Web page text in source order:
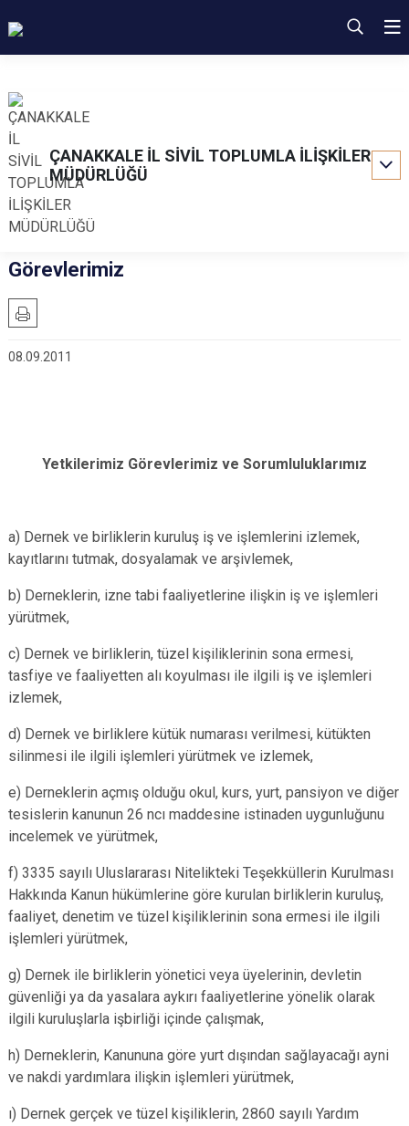
ÇANAKKALE İL SİVİL TOPLUMLA İLİŞKİLER
MÜDÜRLÜĞÜ
Görevlerimiz
08.09.2011
Yetkilerimiz Görevlerimiz ve Sorumluluklarımız
a) Dernek ve birliklerin kuruluş iş ve işlemlerini izlemek,
kayıtlarını tutmak, dosyalamak ve arşivlemek,
b) Derneklerin, izne tabi faaliyetlerine ilişkin iş ve işlemleri
yürütmek,
c) Dernek ve birliklerin, tüzel kişiliklerinin sona ermesi,
tasfiye ve faaliyetten alı koyulması ile ilgili iş ve işlemleri
izlemek,
d) Dernek ve birliklere kütük numarası verilmesi, kütükten
silinmesi ile ilgili işlemleri yürütmek ve izlemek,
e) Derneklerin açmış olduğu okul, kurs, yurt, pansiyon ve diğer
tesislerin kanunun 26 ncı maddesine istinaden uygunluğunu
incelemek ve yürütmek,
f) 3335 sayılı Uluslararası Nitelikteki Teşekküllerin Kurulması
Hakkında Kanun hükümlerine göre kurulan birliklerin kuruluş,
faaliyet, denetim ve tüzel kişiliklerinin sona ermesi ile ilgili
işlemleri yürütmek,
g) Dernek ile birliklerin yönetici veya üyelerinin, devletin
güvenliği ya da yasalara aykırı faaliyetlerine yönelik olarak
ilgili kuruluşlarla işbirliği içinde çalışmak,
h) Derneklerin, Kanununa göre yurt dışından sağlayacağı ayni
ve nakdi yardımlara ilişkin işlemleri yürütmek,
ı) Dernek gerçek ve tüzel kişiliklerin, 2860 sayılı Yardım